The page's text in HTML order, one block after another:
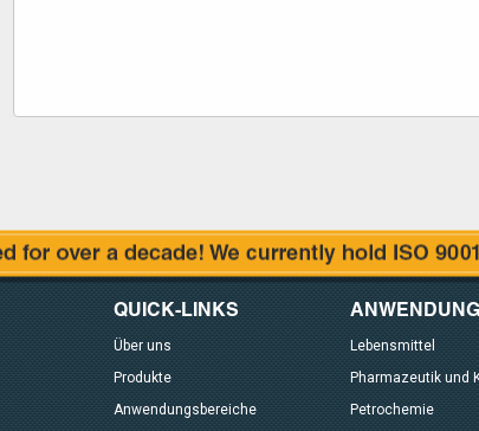
QUICK-LINKS
Über uns
Produkte
Anwendungsbereiche
Lebensmittel
Pharmazeutik und
Petrochemie